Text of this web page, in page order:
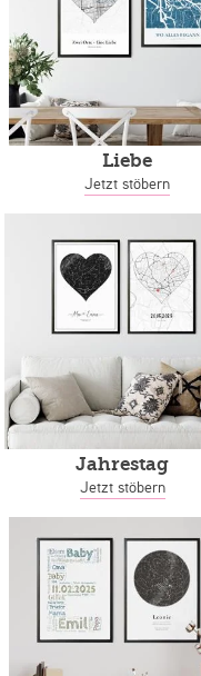
Liebe
Jetzt stöbern
Jahrestag
Jetzt stöbern